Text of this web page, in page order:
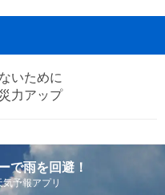
いために
力アップ
で雨を回避！
予報アプリ